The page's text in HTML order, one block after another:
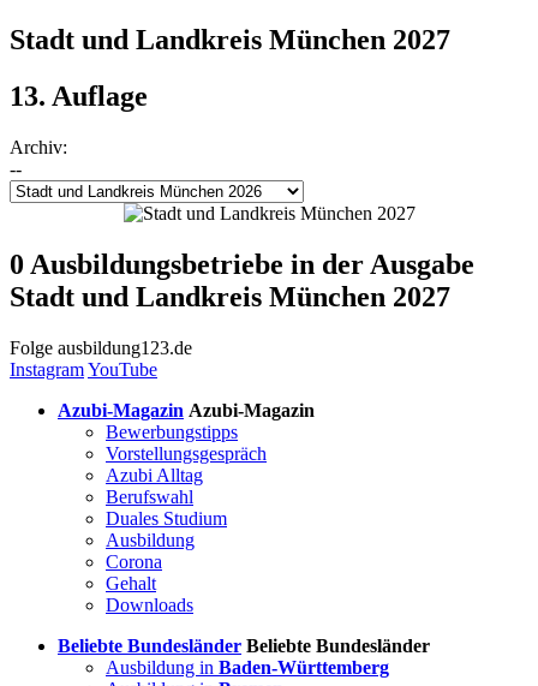
Stadt und Landkreis München 2027
13. Auflage
Archiv:
--
0 Ausbildungsbetriebe in der Ausgabe
Stadt und Landkreis München 2027
Folge ausbildung123.de
InstagramYouTube
Azubi-Magazin Azubi-Magazin
Bewerbungstipps
Vorstellungsgespräch
Azubi Alltag
Berufswahl
Duales Studium
Ausbildung
Corona
Gehalt
Downloads
Beliebte Bundesländer Beliebte Bundesländer
Ausbildung in Baden-Württemberg